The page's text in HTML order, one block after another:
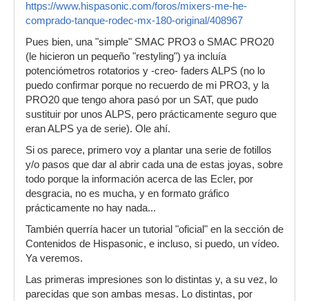
https://www.hispasonic.com/foros/mixers-me-he-
comprado-tanque-rodec-mx-180-original/408967
Pues bien, una "simple" SMAC PRO3 o SMAC PRO20
(le hicieron un pequeño "restyling") ya incluía
potenciómetros rotatorios y -creo- faders ALPS (no lo
puedo confirmar porque no recuerdo de mi PRO3, y la
PRO20 que tengo ahora pasó por un SAT, que pudo
sustituir por unos ALPS, pero prácticamente seguro que
eran ALPS ya de serie). Ole ahí.
Si os parece, primero voy a plantar una serie de fotillos
y/o pasos que dar al abrir cada una de estas joyas, sobre
todo porque la información acerca de las Ecler, por
desgracia, no es mucha, y en formato gráfico
prácticamente no hay nada...
También querría hacer un tutorial "oficial" en la sección de
Contenidos de Hispasonic, e incluso, si puedo, un vídeo.
Ya veremos.
Las primeras impresiones son lo distintas y, a su vez, lo
parecidas que son ambas mesas. Lo distintas, por